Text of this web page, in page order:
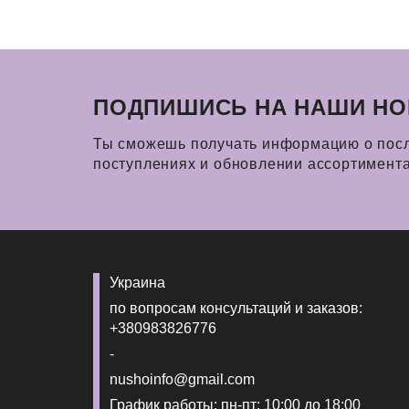
ПОДПИШИСЬ НА НАШИ
Ты сможешь получать информацию о
поступлениях и обновлении ассортимента
Украина
по вопросам консультаций и заказов:
+380983826776
-
nushoinfo@gmail.com
График работы: пн-пт: 10:00 до 18:00